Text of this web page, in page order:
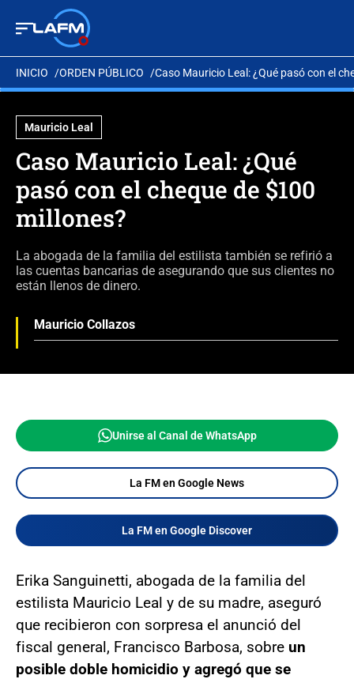
INICIO ORDEN PÚBLICO Caso Mauricio Leal: ¿Qué pasó con el
Mauricio Leal
Caso Mauricio Leal: ¿Qué
pasó con el cheque de $100
millones?
La abogada de la familia del estilista también se refirió a
las cuentas bancarias de asegurando que sus clientes no
están llenos de dinero.
Mauricio Collazos
Unirse al Canal de WhatsApp
La FM en Google News
La FM en Google Discover
Erika Sanguinetti, abogada de la familia del
estilista Mauricio Leal y de su madre, aseguró
que recibieron con sorpresa el anunció del
fiscal general, Francisco Barbosa, sobre un
posible doble homicidio y agregó que se